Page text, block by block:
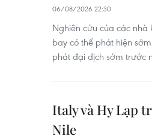
06/08/2026 22:30
Nghiên cứu của các
bay có thể phát hiện
phát đại dịch sớm trước
Italy và Hy Lạp
Nile